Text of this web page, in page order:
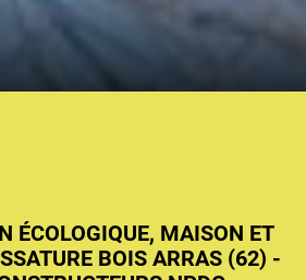
ÉCOLOGIQUE, MAISON ET
BOIS ARRAS (62) -